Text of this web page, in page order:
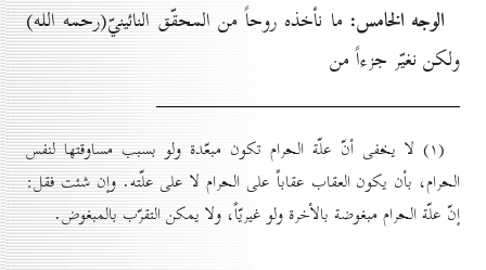
الوجه الخامس: ما نأخذه روحاً من المحقّق النائينيّ(رحمه الله)
ولكن نغيّر جزءاً من
(۱) لا يخفى أنّ علّة الحرام تكون مبعّدة ولو بسبب مساوقتها لنفس
الحرام، بأن يكون العقاب عقاباً على الحرام لا على علّته. وإن شئت فقل:
إنّ علّة الحرام مبغوضة بالأخرة ولو غيريّاً، ولا يمكن التقرّب بالمبغوض.